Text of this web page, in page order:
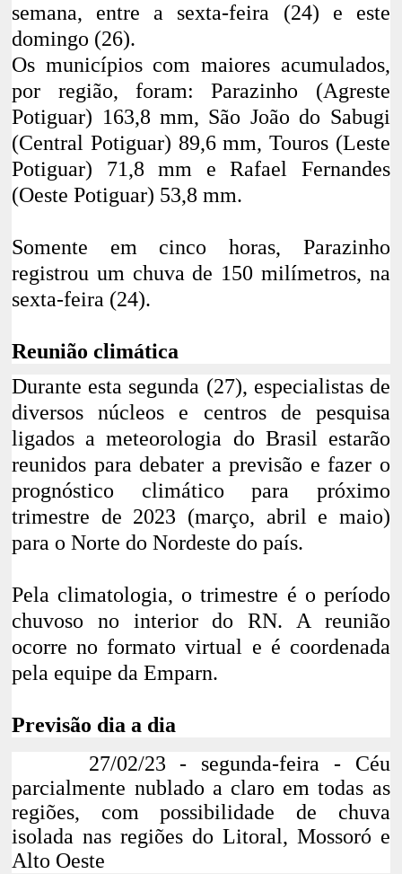
semana, entre a sexta-feira (24) e este
domingo (26).
Os municípios com maiores acumulados,
por região, foram: Parazinho (Agreste
Potiguar) 163,8 mm, São João do Sabugi
(Central Potiguar) 89,6 mm, Touros (Leste
Potiguar) 71,8 mm e Rafael Fernandes
(Oeste Potiguar) 53,8 mm.
Somente em cinco horas, Parazinho
registrou um chuva de 150 milímetros, na
sexta-feira (24).
Reunião climática
Durante esta segunda (27), especialistas de
diversos núcleos e centros de pesquisa
ligados a meteorologia do Brasil estarão
reunidos para debater a previsão e fazer o
prognóstico climático para próximo
trimestre de 2023 (março, abril e maio)
para o Norte do Nordeste do país.
Pela climatologia, o trimestre é o período
chuvoso no interior do RN. A reunião
ocorre no formato virtual e é coordenada
pela equipe da Emparn.
Previsão dia a dia
27/02/23 - segunda-feira - Céu
parcialmente nublado a claro em todas as
regiões, com possibilidade de chuva
isolada nas regiões do Litoral, Mossoró e
Alto Oeste